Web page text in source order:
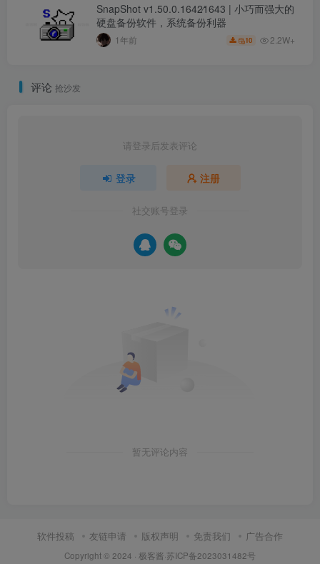
SnapShot v1.50.0.1642∕1643 | 小巧而强大的
硬盘备份软件，系统备份利器
1年前 10 2.2W+
评论 抢沙发
请登录后发表评论
登录 注册
社交账号登录
暂无评论内容
软件投稿 友链申请 版权声明 免责我们 广告合作
Copyright © 2024 · 极客酱·苏ICP备2023031482号